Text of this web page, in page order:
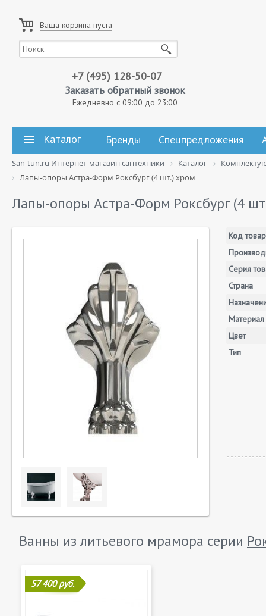
Ваша корзина пуста
+7 (495) 128-50-07
Заказать обратный звонок
Ежедневно с 09:00 до 23:00
Каталог Бренды Спецпредложения
San-tun.ru Интернет-магазин сантехники Каталог
Лапы-опоры Астра-Форм Роксбург (4 шт.) хром
Лапы-опоры Астра-Форм Роксбург (4
Код
Серия
Страна
Материал
Цвет
Тип
Ванны из литьевого мрамора серии
57 400 руб.